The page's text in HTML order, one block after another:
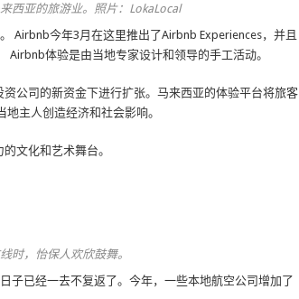
西亚的旅游业。照片：LokaLocal
Airbnb今年3月在这里推出了Airbnb Experiences，并且
体验是由当地专家设计和领导的手工活动。
公司的新资金下进行扩张。马来西亚的体验平台将旅客
主人创造经济和社会影响。
文化和艺术舞台。
时，怡保人欢欣鼓舞。
子已经一去不复返了。今年，一些本地航空公司增加了